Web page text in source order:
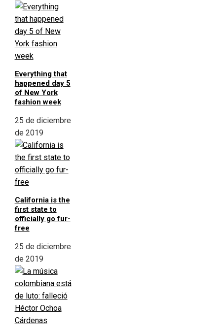
Everything that
happened day 5
of New York
fashion week
25 de diciembre
de 2019
California is the
first state to
officially go fur-
free
25 de diciembre
de 2019